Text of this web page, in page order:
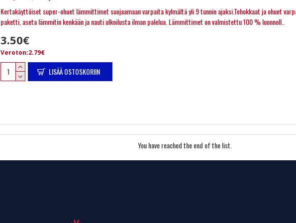
Kertakäyttöiset super-ohuet lämmittimet suojaamaan varpaita kylmältä yli 9 tunnin ajaksi.Tehokkaat ja ohuet
paketti, aseta lämmitin kenkään ja nauti ulkoilusta ilman palelua. Lämmittimet on valmistettu 100 % luonnoll..
3.50€
Veroton:2.79€
LISÄÄ OSTOSKORIIN
You have reached the end of the list.